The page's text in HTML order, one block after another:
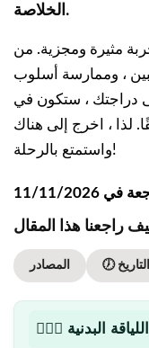
الخلاصة.
مثيرة ومجزية. من
، وممارسة أسلوب
دراجتك ، ستكون في
لذا ، اخرج إلى هناك
واستمتع بالرحلة!
11/2026
المصادر 🕖 التاريخ
البدنية